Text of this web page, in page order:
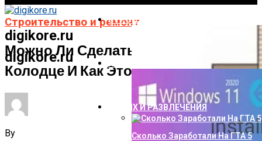
digikore.ru
digikore.ru
СТРОИТЕЛЬСТВО И РЕМОНТ
ОТДЫХ И РАЗВЛЕЧЕНИЯ
Сколько Заработали На ГТА 5
Строительство и ремонт
Можно Ли Сделать Скважину В
Колодце И Как Это Обустроить
By